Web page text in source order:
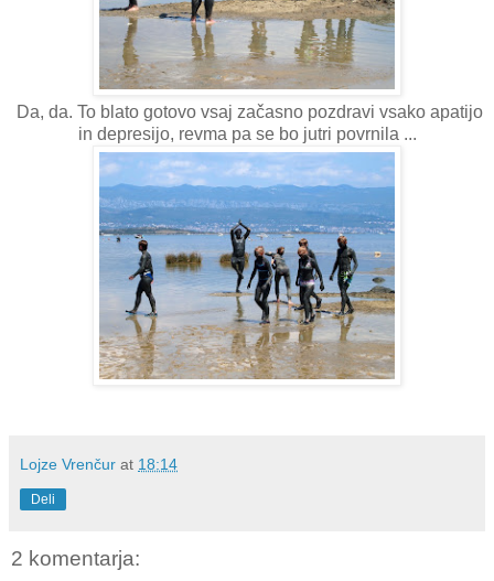
Da, da. To blato gotovo vsaj začasno pozdravi vsako apatijo
in depresijo, revma pa se bo jutri povrnila ...
Lojze Vrenčur at 18:14
Deli
2 komentarja: